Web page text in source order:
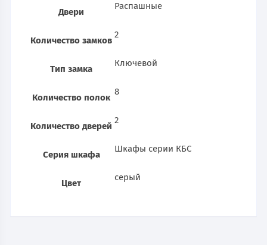
Двери
Распашные
Количество замков
2
Тип замка
Ключевой
Количество полок
8
Количество дверей
2
Серия шкафа
Шкафы серии КБС
Цвет
серый